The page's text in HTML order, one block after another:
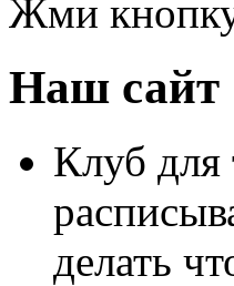
Жми кнопку
Наш сайт
Клуб для
делать